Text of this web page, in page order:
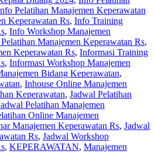
Pelatihan Manajemen Keperawatan
Keperawatan Rs, Info Training
, Info Workshop Manajemen
Manajemen Keperawatan Rs,
Keperawatan Rs, Informasi Training
, Informasi Workshop Manajemen
Bidang Keperawatan,
, Inhouse Online Manajemen
Keperawatan, Jadwal Pelatihan
Pelatihan Manajemen
Online Manajemen
Manajemen Keperawatan Rs, Jadwal
Rs, Jadwal Workshop
, KEPERAWATAN, Manajemen